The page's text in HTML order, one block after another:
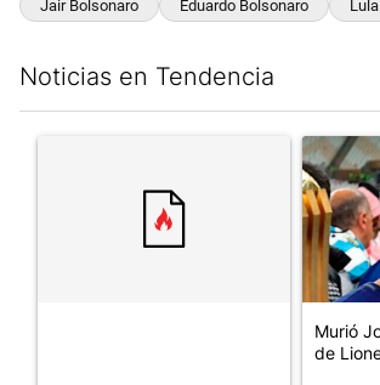
Jair Bolsonaro Eduardo Bolsonaro
Noticias en Tendencia
Un artículo de tendencia con el título ""
Un
Murió
de